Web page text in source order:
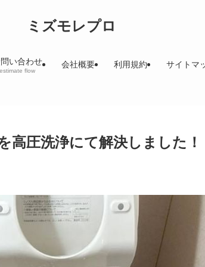
ミズモレプロ
い合わせ
estimate flow
会社概要 利用規約 サイトマ
高圧洗浄にて解決しました！